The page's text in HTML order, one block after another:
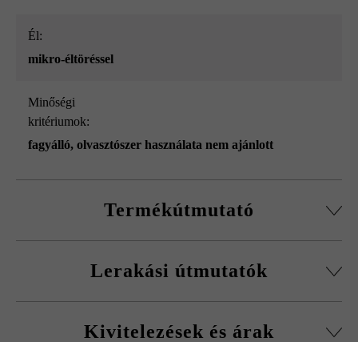
él:
mikro-éltöréssel
Minőségi
kritériumok:
fagyálló, olvasztószer használata nem ajánlott
Termékútmutató
kövekkel, sarokkő-szettel és fedőlapokkal.
Falakhoz és kerítésekhez, valamint előfalazáshoz
Lerakási útmutatók
kitöltőbeton javasolt betonminőségét.
Kivitelezések és árak